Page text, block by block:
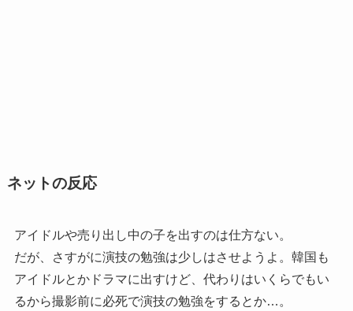
ネットの反応
アイドルや売り出し中の子を出すのは仕方ない。
だが、さすがに演技の勉強は少しはさせようよ。韓国も
アイドルとかドラマに出すけど、代わりはいくらでもい
るから撮影前に必死で演技の勉強をするとか…。